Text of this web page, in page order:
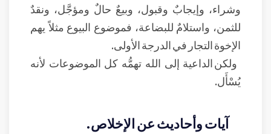
وشراء، وإيجابٌ وقبول، وبيعٌ حالٌ ومؤجَّل، ونقدٌ
للثمن، واستلامٌ للبضاعة، فموضوع البيوع مثلاً يهم
الإخوة التجار في الدرجة الأولى.
ولكن الداعية إلى الله تهمُّه كل الموضوعات لأنه
يُسْأَل.
آيات وأحاديث عن الإخلاص.